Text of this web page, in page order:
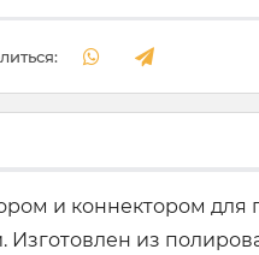
и коннектором для
из